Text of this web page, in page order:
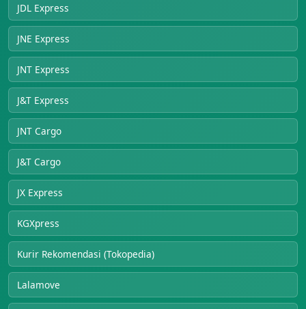
JDL Express
JNE Express
JNT Express
J&T Express
JNT Cargo
J&T Cargo
JX Express
KGXpress
Kurir Rekomendasi (Tokopedia)
Lalamove